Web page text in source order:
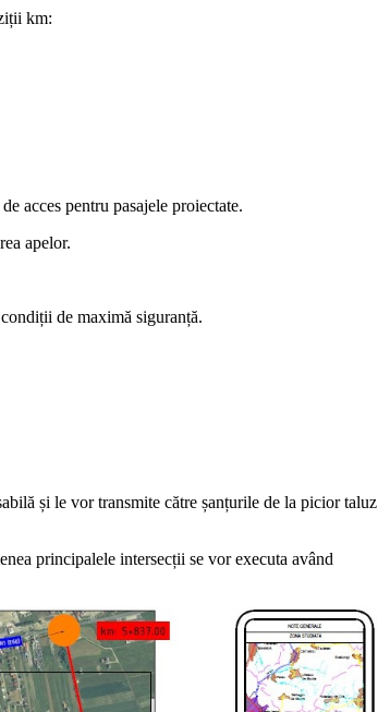
km:
acces pentru pasajele proiectate.
apelor.
de maximă siguranță.
și le vor transmite către șanțurile de la picior taluz
principalele intersecții se vor executa având